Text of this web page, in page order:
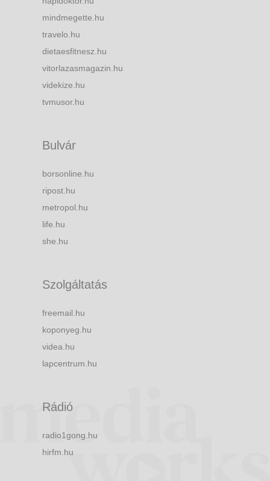
mindmegette.hu
travelo.hu
dietaesfitnesz.hu
vitorlazasmagazin.hu
videkize.hu
tvmusor.hu
Bulvár
borsonline.hu
ripost.hu
metropol.hu
life.hu
she.hu
Szolgáltatás
freemail.hu
koponyeg.hu
videa.hu
lapcentrum.hu
Rádió
radio1gong.hu
hirfm.hu